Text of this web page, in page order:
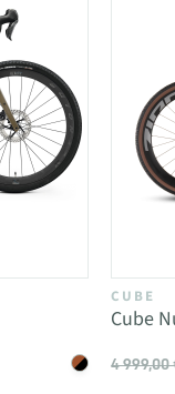
CUBE
Cube
4 999,00